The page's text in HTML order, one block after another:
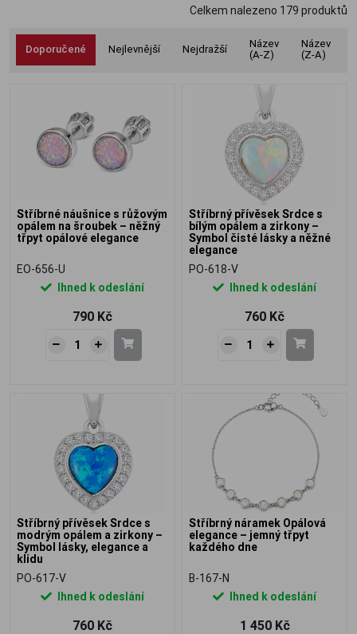
Celkem nalezeno 179 produktů
Doporučené Nejlevnější Nejdražší
Název
(A-Z)
Název
(Z-A)
Stříbrné náušnice s růžovým
opálem na šroubek – něžný
třpyt opálové elegance
EO-656-U
Ihned k odeslání
790 Kč
Stříbrný přívěsek Srdce s
bílým opálem a zirkony –
Symbol čisté lásky a něžné
elegance
PO-618-V
Ihned k odeslání
760 Kč
Stříbrný přívěsek Srdce s
modrým opálem a zirkony –
Symbol lásky, elegance a
klidu
PO-617-V
Ihned k odeslání
760 Kč
Stříbrný náramek Opálová
elegance – jemný třpyt
každého dne
B-167-N
Ihned k odeslání
1 450 Kč